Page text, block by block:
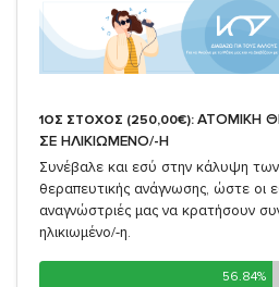
1ΟΣ ΣΤΟΧΟΣ (250,00€): ΑΤΟΜΙΚΗ
ΣΕ ΗΛΙΚΙΩΜΕΝΟ/-Η
Συνέβαλε και εσύ στην κάλυψη
θεραπευτικής ανάγνωσης, ώστε οι
αναγνώστριές μας να κρατήσουν
ηλικιωμένο/-η.
56.84%
56.84%